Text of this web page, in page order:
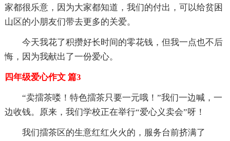
家都很乐意，因为大家都知道，我们的付出，可以给贫困
山区的小朋友们带去更多的关爱。
今天我花了积攒好长时间的零花钱，但我一点也不后
悔，因为我献出了一份爱心。
四年级爱心作文 篇3
“卖擂茶喽！特色擂茶只要一元哦！”我们一边喊，一
边收钱。原来，我们学校正在举行“爱心义卖会”呀！
我们擂茶区的生意红红火火的，服务台前挤满了